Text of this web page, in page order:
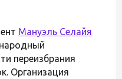
Мануэль Селайя
переизбрания
Организация